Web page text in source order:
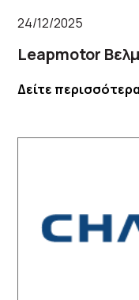
24/12/2025
Leapmotor
Δείτε περισσότερα